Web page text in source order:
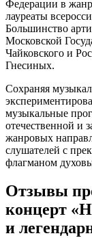
Федерации в
лауреаты
Большинство
Московской
Чайковского и
Гнесиных.
Сохраняя
музыкальные
отечественной и
жанровых
слушателей с
флагманом
Отзывы
концерт
и